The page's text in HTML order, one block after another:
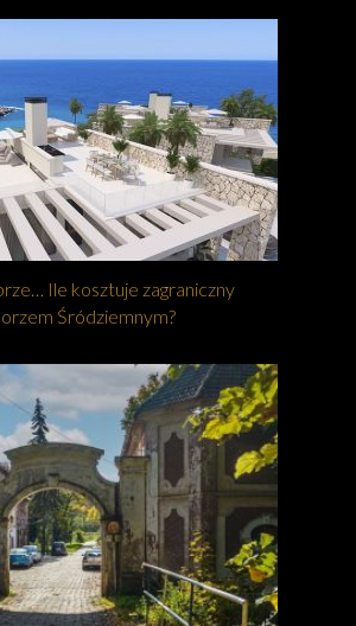
Ile kosztuje zagraniczny
Śródziemnym?